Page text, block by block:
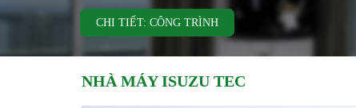
CHI TIẾT: CÔNG TRÌNH
NHÀ MÁY ISUZU TEC